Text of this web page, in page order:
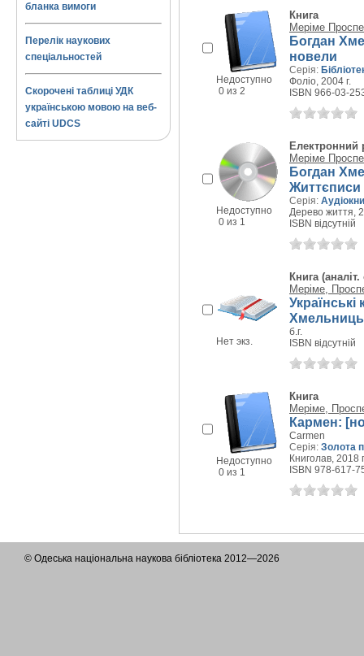
бланка вимоги
Перелік наукових
спеціальностей
Скорочені таблиці УДК
українською мовою на веб-
сайті UDCS
Недоступно
0 из 2
Книга
Меріме
Богдан
новели
Серія:
Фоліо, 2004 г.
ISBN 966-03-
Недоступно
0 из 1
Електронний
Меріме
Богдан
Життєписи
Серія:
Дерево життя,
ISBN відсутній
Нет экз.
Книга
Меріме,
Українські
б.г.
ISBN відсутній
Недоступно
0 из 1
Книга
Меріме,
Кармен:
Carmen
Серія: Золота
Книголав, 2018
ISBN 978-617-
© Одеська національна наукова бібліотека 2012—2026